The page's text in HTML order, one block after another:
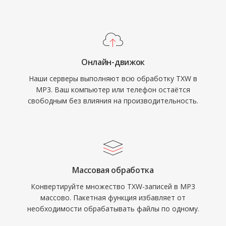
универсально поддерживаемых
медиаплеерах, операционных системах и
портативных устройствах.
Онлайн-движок
Наши серверы выполняют всю обработку TXW в
MP3. Ваш компьютер или телефон остаётся
свободным без влияния на производительность.
Массовая обработка
Конвертируйте множество TXW-записей в MP3
массово. Пакетная функция избавляет от
необходимости обрабатывать файлы по одному.